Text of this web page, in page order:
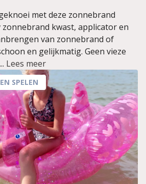
met deze zonnebrand
zonnebrand kwast, applicator en
van zonnebrand of
en gelijkmatig. Geen vieze
Lees meer
SPELEN